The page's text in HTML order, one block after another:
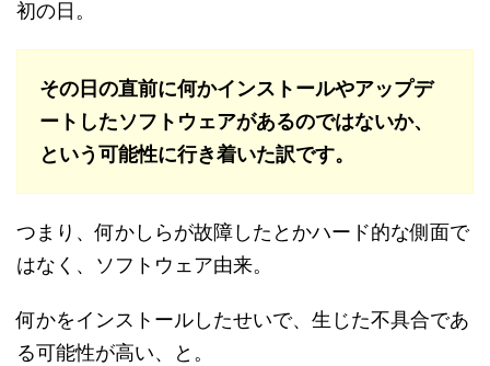
初の日。
その日の直前に何かインストールやアップデ
ートしたソフトウェアがあるのではないか、
という可能性に行き着いた訳です。
つまり、何かしらが故障したとかハード的な側面で
はなく、ソフトウェア由来。
何かをインストールしたせいで、生じた不具合であ
る可能性が高い、と。